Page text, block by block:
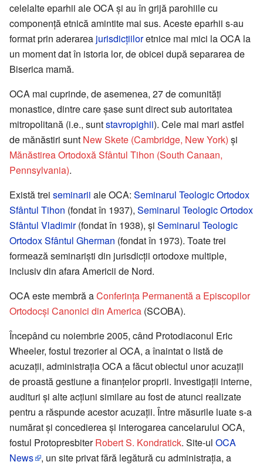
celelalte eparhii ale OCA şi au în grijă parohiile cu
componenţă etnică amintite mai sus. Aceste eparhii s-au
format prin aderarea jurisdicțiiloretnice mai mici la OCA la
un moment dat în istoria lor, de obicei după separarea de
Biserica mamă.
OCA mai cuprinde, de asemenea, 27 de comunităţi
monastice, dintre care şase sunt direct sub autoritatea
mitropolitană (i.e., suntstavropighii). Cele mai mari astfel
de mănăstiri sunt New Skete (Cambridge, New York) şi
Mănăstirea Ortodoxă Sfântul Tihon (South Canaan,
Pennsylvania).
Există trei seminarii ale OCA: Seminarul Teologic Ortodox
Sfântul Tihon (fondat în 1937), Seminarul Teologic Ortodox
Sfântul Vladimir(fondat în 1938), şi Seminarul Teologic
Ortodox Sfântul Gherman (fondat în 1973). Toate trei
formează seminarişti din jurisdicţii ortodoxe multiple,
inclusiv din afara Americii de Nord.
OCA este membră aConferinţa Permanentă a Episcopilor
Ortodocşi Canonici din America (SCOBA).
Începând cu noiembrie 2005, când Protodiaconul Eric
Wheeler, fostul trezorier al OCA, a înaintat o listă de
acuzaţii, administraţia OCA a făcut obiectul unor acuzații
de proastă gestiune a finanţelor proprii. Investigaţii interne,
audituri şi alte acţiuni similare au fost de atunci realizate
pentru a răspunde acestor acuzaţii. Între măsurile luate s-a
numărat și concedierea şi interogarea cancelarului OCA,
fostul ProtopresbiterRobert S. Kondratick. Site-ul OCA
News
, un site privat fără legătură cu administraţia, a